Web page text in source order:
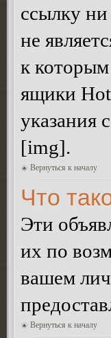
ссылку
не
к
ящики
указания
[img].
Вернуться к началу
Что
Эти
их по
вашем
Вернуться к началу